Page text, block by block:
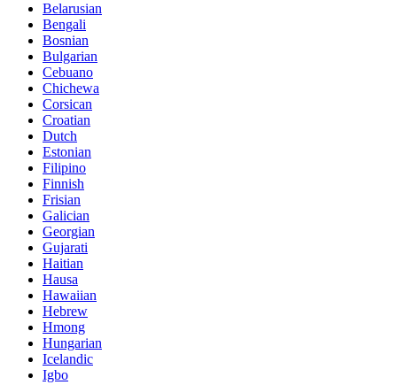
Belarusian
Bengali
Bosnian
Bulgarian
Cebuano
Chichewa
Corsican
Croatian
Dutch
Estonian
Filipino
Finnish
Frisian
Galician
Georgian
Gujarati
Haitian
Hausa
Hawaiian
Hebrew
Hmong
Hungarian
Icelandic
Igbo